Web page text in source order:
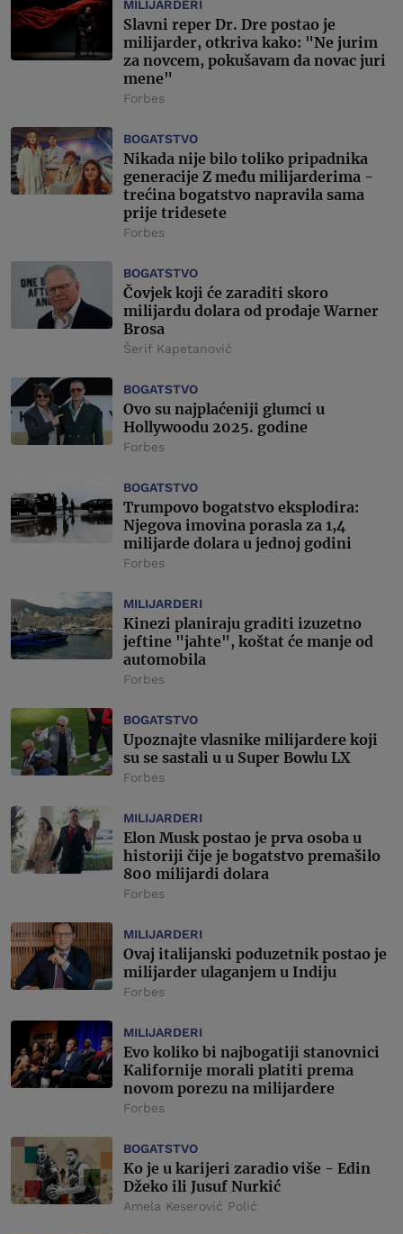
MILIJARDERI
Slavni reper Dr. Dre postao je
milijarder, otkriva kako: "Ne jurim
za novcem, pokušavam da novac juri
mene"
Forbes
BOGATSTVO
Nikada nije bilo toliko pripadnika
generacije Z među milijarderima -
trećina bogatstvo napravila sama
prije tridesete
Forbes
BOGATSTVO
Čovjek koji će zaraditi skoro
milijardu dolara od prodaje Warner
Brosa
Šerif Kapetanović
BOGATSTVO
Ovo su najplaćeniji glumci u
Hollywoodu 2025. godine
Forbes
BOGATSTVO
Trumpovo bogatstvo eksplodira:
Njegova imovina porasla za 1,4
milijarde dolara u jednoj godini
Forbes
MILIJARDERI
Kinezi planiraju graditi izuzetno
jeftine "jahte", koštat će manje od
automobila
Forbes
BOGATSTVO
Upoznajte vlasnike milijardere koji
su se sastali u u Super Bowlu LX
Forbes
MILIJARDERI
Elon Musk postao je prva osoba u
historiji čije je bogatstvo premašilo
800 milijardi dolara
Forbes
MILIJARDERI
Ovaj italijanski poduzetnik postao je
milijarder ulaganjem u Indiju
Forbes
MILIJARDERI
Evo koliko bi najbogatiji stanovnici
Kalifornije morali platiti prema
novom porezu na milijardere
Forbes
BOGATSTVO
Ko je u karijeri zaradio više - Edin
Džeko ili Jusuf Nurkić
Amela Keserović Polić